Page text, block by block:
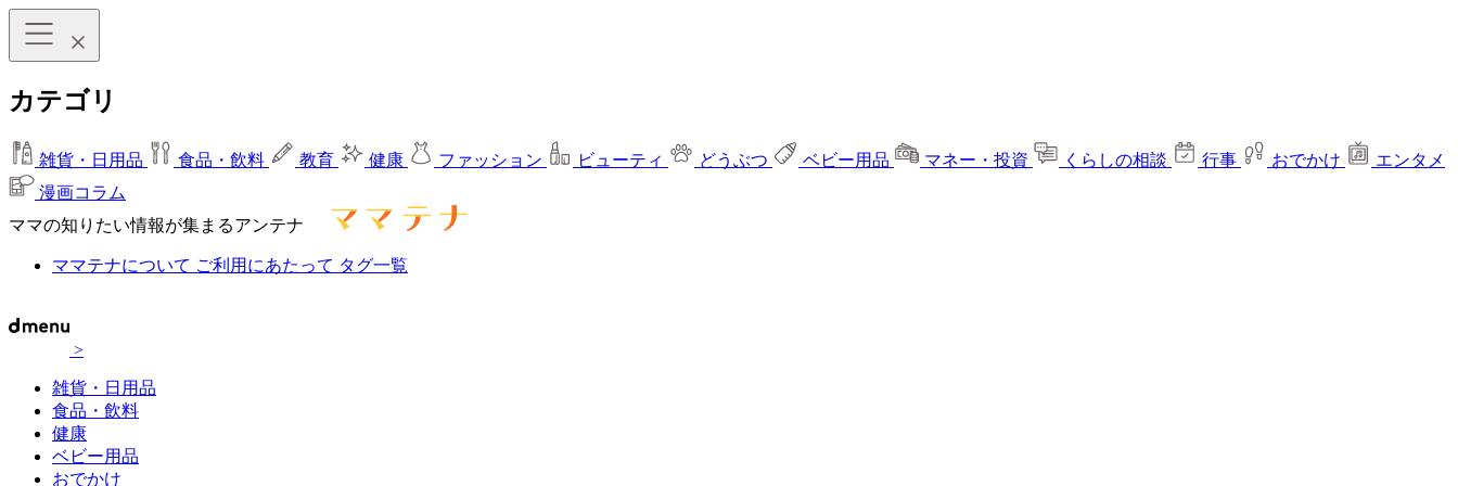
カテゴリ
雑貨・日用品 食品・飲料 教育 健康 ファッション ビューティ どうぶつ ベビー用品 マネー・投資 くらしの相談 行事 おでかけ
エンタメ
漫画コラム
ママの知りたい情報が集まるアンテナ
ママテナについて ご利用にあたって タグ一覧
>
雑貨・日用品
食品・飲料
健康
ベビー用品
おでかけ